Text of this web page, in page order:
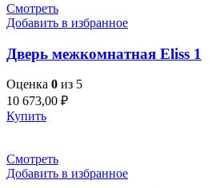
Смотреть
Добавить в избранное
Дверь межкомнатная Eliss 1
Оценка 0 из 5
10 673,00 ₽
Купить
Смотреть
Добавить в избранное